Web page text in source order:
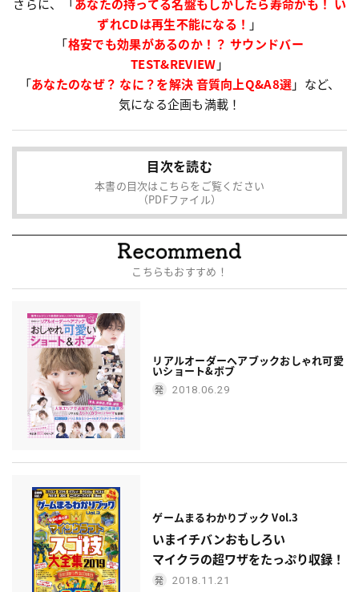
さらに、「 あなたの持ってる名盤もしかしたら寿命かも！ い
ずれCDは再生不能になる！ 」
「格安でも効果があるのか！？ サウンドバー
TEST&REVIEW 」
「あなたのなぜ？ なに？を解決音質向上Q&A8選」など、
気になる企画も満載！
目次を読む
本書の目次はこちらをご覧ください
（PDFファイル）
こちらもおすすめ！
リアルオーダーヘアブックおしゃれ可愛
いショート&ボブ
2018.06.29
ゲームまるわかりブック Vol.3
いまイチバンおもしろい
マイクラの超ワザをたっぷり収録！
2018.11.21